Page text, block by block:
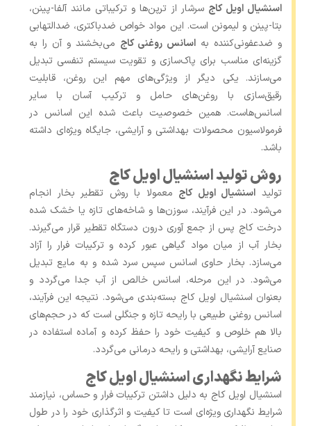
اسنشیال اویل کاج سرشار از ترپن‌ها و ترکیباتی مانند آلفا-پینن،
بتا-پینن و لیمونن است. این مواد خواص ضدباکتری، ضدالتهابی
و ضدعفونی‌کننده به اسانس روغنی کاج می‌بخشند و آن را به
گزینه‌ای مناسب برای پاک‌سازی و تقویت سیستم تنفسی تبدیل
می‌سازند. یکی دیگر از ویژگی‌های مهم این روغن، قابلیت
رقیق‌سازی با روغن‌های حامل و ترکیب آسان با سایر
اسانس‌هاست. همین خصوصیت باعث شده این اسانس در
فرمولاسیون محصولات بهداشتی و آرایشی، جایگاه ویژه‌ای داشته
باشد.
روش تولید اسنشیال اویل کاج
تولید اسنشیال اویل کاج معمولا با روش تقطیر بخار انجام
می‌شود. در این فرآیند، سوزن‌ها و شاخه‌های تازه یا خشک‌ شده
درخت کاج پس از جمع ‌آوری درون دستگاه تقطیر قرار می‌گیرند.
بخار آب از میان مواد گیاهی عبور کرده و ترکیبات فرار را آزاد
می‌سازد. بخار حاوی اسانس سپس سرد شده و به مایع تبدیل
می‌شود. در این مرحله، اسانس خالص از آب جدا می‌گردد و
بعنوان اسنشیال اویل کاج بسته‌بندی می‌شود. نتیجه این فرآیند،
اسانس روغنی طبیعی با رایحه تازه و جنگلی است که در حجم‌های
بالا هم خلوص و کیفیت خود را حفظ کرده و آماده استفاده در
صنایع آرایشی، بهداشتی و رایحه‌ درمانی می‌گردد.
شرایط نگهداری اسنشیال اویل کاج
اسنشیال اویل کاج به دلیل داشتن ترکیبات فرار و حساس، نیازمند
شرایط نگهداری ویژه‌ای است تا کیفیت و اثرگذاری خود را در طول